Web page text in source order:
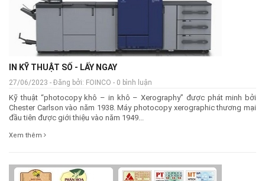
IN KỸ THUẬT SỐ - LẤY NGAY
27/06/2023 - Đăng bởi: FOINCO - 0 bình luận
Kỹ thuật “photocopy khô – in khô – Xerography” được phát minh bởi
Chester Carlson vào năm 1938. Máy photocopy xerographic thương mại
đầu tiên được giới thiệu vào năm 1949...
Xem thêm